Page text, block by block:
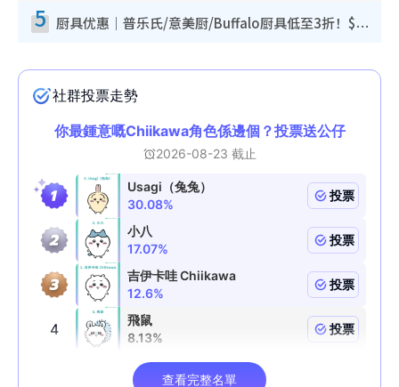
5 厨具优惠｜普乐氏/意美厨/Buffalo厨具低至3折！$89起买煎锅/炒锅/个人锅 同场小家电激减至$99起